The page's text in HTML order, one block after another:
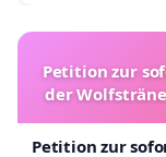
Petition zur
der
Petition zur